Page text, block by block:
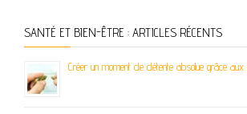
SANTÉ ET BIEN-ÊTRE : ARTICLES RÉCENTS
Créer un moment de détente absolue grâce aux